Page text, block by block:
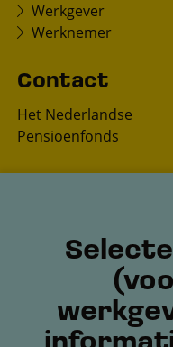
Werkgever
Werknemer
Contact
Het Nederlandse
Pensioenfonds